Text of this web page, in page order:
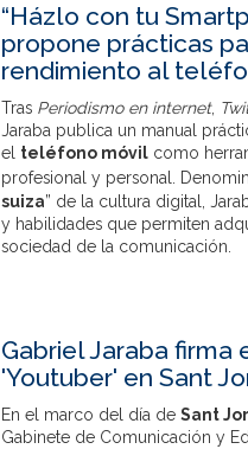
“Házlo con tu
propone prácticas
rendimiento al
TrasPeriodismo en internet,
Jaraba publica un manual
el teléfono móvilcomo
profesional y personal.
suiza” de la cultura digital,
y habilidades que permiten
sociedad de la comunicación.
Gabriel Jaraba
'Youtuber' en Sant
En el marco del día de Sant
Gabinete de Comunicación y